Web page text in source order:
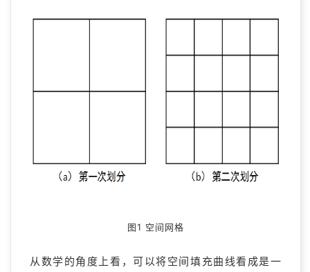
图1 空间网格
从数学的角度上看，可以将空间填充曲线看成是一